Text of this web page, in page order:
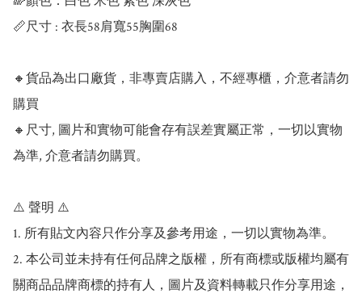
📏尺寸 : 衣長58肩寬55胸圍68
🔸貨品為出口廠貨，非專賣店購入，不經專櫃，介意者請勿
購買
🔸尺寸, 圖片和實物可能會存有誤差實屬正常，一切以實物
為準, 介意者請勿購買。
⚠️ 聲明 ⚠️
1. 所有貼文內容只作分享及參考用途，一切以實物為準。
2. 本公司並未持有任何品牌之版權，所有商標或版權均屬有
關商品品牌商標的持有人，圖片及資料轉載只作分享用途，